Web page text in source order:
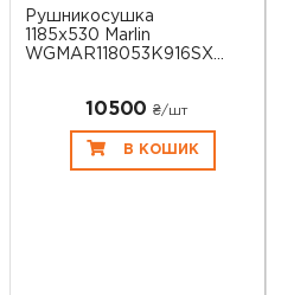
Рушникосушка
1185x530 Marlin
WGMAR118053K916SX
10500 ₴/шт
В КОШИК